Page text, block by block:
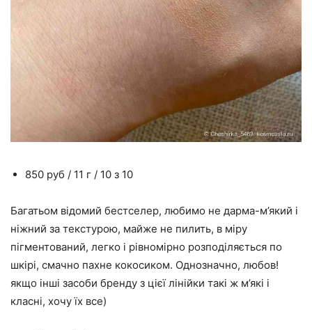
850 руб / 11 г / 10 з 10
Багатьом відомий бестселер, любимо не дарма-м’який і
ніжний за текстурою, майже не пилить, в міру
пігментований, легко і рівномірно розподіляється по
шкірі, смачно пахне кокосиком. Однозначно, любов!
якщо інші засоби бренду з цієї лінійки такі ж м’які і
класні, хочу їх все)